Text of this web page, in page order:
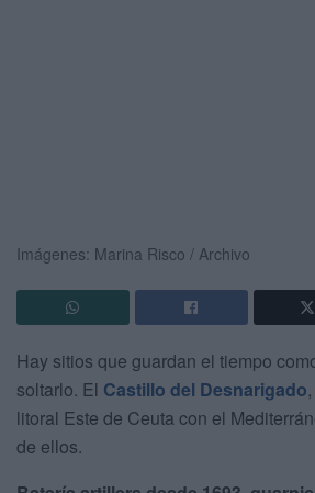
Imágenes: Marina Risco / Archivo
Hay sitios que guardan el tiempo
soltarlo. El Castillo del Desnarigado
litoral Este de Ceuta con el
de ellos.